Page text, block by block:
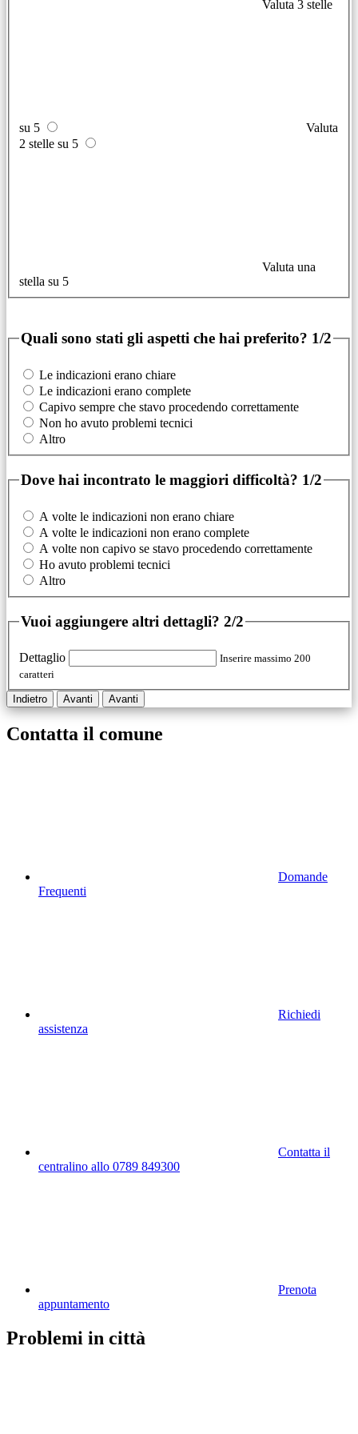
Valuta 3 stelle
su 5
Valuta
2 stelle su 5
Valuta una
stella su 5
Quali sono stati gli aspetti che hai preferito? 1/2
Le indicazioni erano chiare
Le indicazioni erano complete
Capivo sempre che stavo procedendo correttamente
Non ho avuto problemi tecnici
Altro
Dove hai incontrato le maggiori difficoltà? 1/2
A volte le indicazioni non erano chiare
A volte le indicazioni non erano complete
A volte non capivo se stavo procedendo correttamente
Ho avuto problemi tecnici
Altro
Vuoi aggiungere altri dettagli? 2/2
Dettaglio
Inserire massimo 200
caratteri
Indietro Avanti Avanti
Contatta il comune
Domande
Frequenti
Richiedi
assistenza
Contatta il
centralino allo 0789 849300
Prenota
appuntamento
Problemi in città